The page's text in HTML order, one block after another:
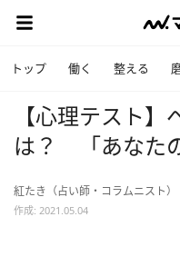
トップ 働く 整える
【心理テスト
は？ 「あなた
紅たき（占い師・コラムニスト）
作成: 2021.05.04